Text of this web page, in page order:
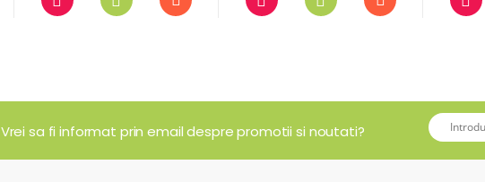
Vrei sa fi informat prin email despre promotii si noutati?